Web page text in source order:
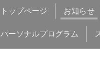
トップページ お知らせ
パーソナルプログラム